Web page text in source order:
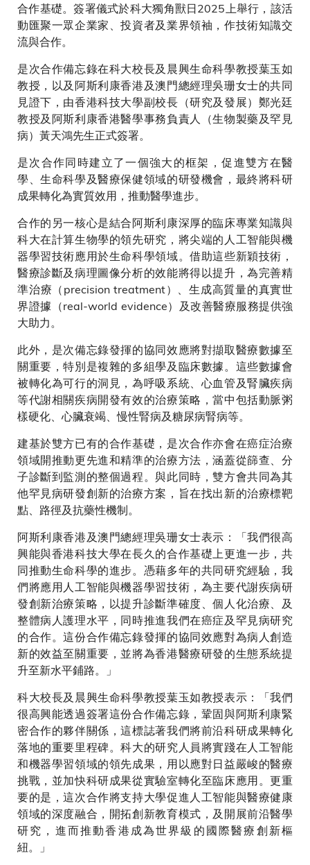
合作基礎。簽署儀式於科大獨角獸日2025上舉行，該活
動匯聚一眾企業家、投資者及業界領袖，作技術知識交
流與合作。
是次合作備忘錄在科大校長及晨興生命科學教授葉玉如
教授，以及阿斯利康香港及澳門總經理吳珊女士的共同
見證下，由香港科技大學副校長（研究及發展）鄭光廷
教授及阿斯利康香港醫學事務負責人（生物製藥及罕見
病）黃天鴻先生正式簽署。
是次合作同時建立了一個強大的框架，促進雙方在醫
學、生命科學及醫療保健領域的研發機會，最終將科研
成果轉化為實質效用，推動醫學進步。
合作的另一核心是結合阿斯利康深厚的臨床專業知識與
科大在計算生物學的領先研究，將尖端的人工智能與機
器學習技術應用於生命科學領域。借助這些新穎技術，
醫療診斷及病理圖像分析的效能將得以提升，為完善精
準治療（precision treatment）、生成高質量的真實世
界證據（real-world evidence）及改善醫療服務提供強
大助力。
此外，是次備忘錄發揮的協同效應將對擷取醫療數據至
關重要，特別是複雜的多組學及臨床數據。這些數據會
被轉化為可行的洞見，為呼吸系統、心血管及腎臟疾病
等代謝相關疾病開發有效的治療策略，當中包括動脈粥
樣硬化、心臟衰竭、慢性腎病及糖尿病腎病等。
建基於雙方已有的合作基礎，是次合作亦會在癌症治療
領域開推動更先進和精準的治療方法，涵蓋從篩查、分
子診斷到監測的整個過程。與此同時，雙方會共同為其
他罕見病研發創新的治療方案，旨在找出新的治療標靶
點、路徑及抗藥性機制。
阿斯利康香港及澳門總經理吳珊女士表示：「我們很高
興能與香港科技大學在長久的合作基礎上更進一步，共
同推動生命科學的進步。憑藉多年的共同研究經驗，我
們將應用人工智能與機器學習技術，為主要代謝疾病研
發創新治療策略，以提升診斷準確度、個人化治療、及
整體病人護理水平，同時推進我們在癌症及罕見病研究
的合作。這份合作備忘錄發揮的協同效應對為病人創造
新的效益至關重要，並將為香港醫療研發的生態系統提
升至新水平鋪路。」
科大校長及晨興生命科學教授葉玉如教授表示：「我們
很高興能透過簽署這份合作備忘錄，鞏固與阿斯利康緊
密合作的夥伴關係，這標誌著我們將前沿科研成果轉化
落地的重要里程碑。科大的研究人員將實踐在人工智能
和機器學習領域的領先成果，用以應對日益嚴峻的醫療
挑戰，並加快科研成果從實驗室轉化至臨床應用。更重
要的是，這次合作將支持大學促進人工智能與醫療健康
領域的深度融合，開拓創新教育模式，及開展前沿醫學
研究，進而推動香港成為世界級的國際醫療創新樞
紐。」